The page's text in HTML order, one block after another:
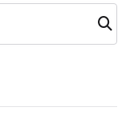
Szuka
j